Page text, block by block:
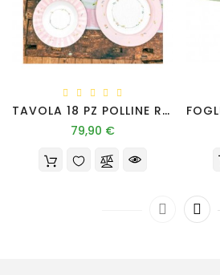
TAVOLA 18 PZ POLLINE ROSA NEW BONE CHINA
79,90 €Prezzo